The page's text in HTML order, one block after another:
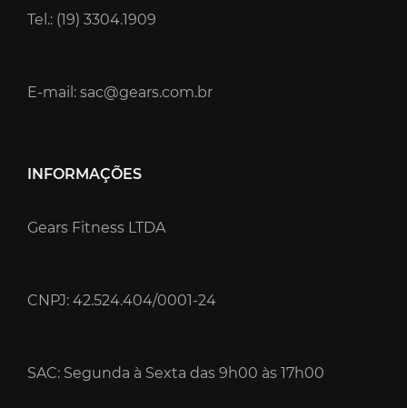
Tel.: (19) 3304.1909
E-mail: sac@gears.com.br
INFORMAÇÕES
Gears Fitness LTDA
CNPJ: 42.524.404/0001-24
SAC: Segunda à Sexta das 9h00 às 17h00